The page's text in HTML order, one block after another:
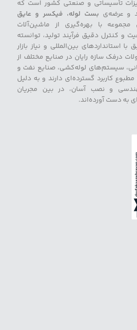
تأسیساتی و صنعتی کشور است که
و عرضه‌ی بست لوله، فیکسر و عایق
مجموعه با بهره‌گیری از ماشین‌آلات
و کنترل دقیق فرآیند تولید، توانسته
استانداردهای بین‌المللی و نیاز بازار
درفک سازه رایان در صنایع مختلف از
سیستم‌های لوله‌کشی، صنایع نفت و
کاربرد گسترده‌ای دارند و به دلیل
و نصب آسان، در بین مجریان
به دست آورده‌اند.